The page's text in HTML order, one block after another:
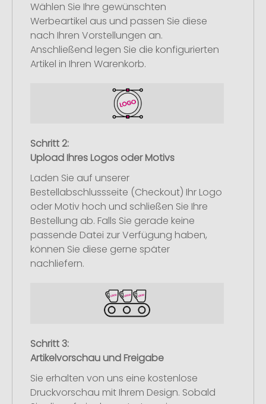
Wählen Sie Ihre gewünschten
Werbeartikel aus und passen Sie diese
nach Ihren Vorstellungen an.
Anschließend legen Sie die konfigurierten
Artikel in Ihren Warenkorb.
Schritt 2:
Upload Ihres Logos oder Motivs
Laden Sie auf unserer
Bestellabschlussseite (Checkout) Ihr Logo
oder Motiv hoch und schließen Sie Ihre
Bestellung ab. Falls Sie gerade keine
passende Datei zur Verfügung haben,
können Sie diese gerne später
nachliefern.
Schritt 3:
Artikelvorschau und Freigabe
Sie erhalten von uns eine kostenlose
Druckvorschau mit Ihrem Design. Sobald